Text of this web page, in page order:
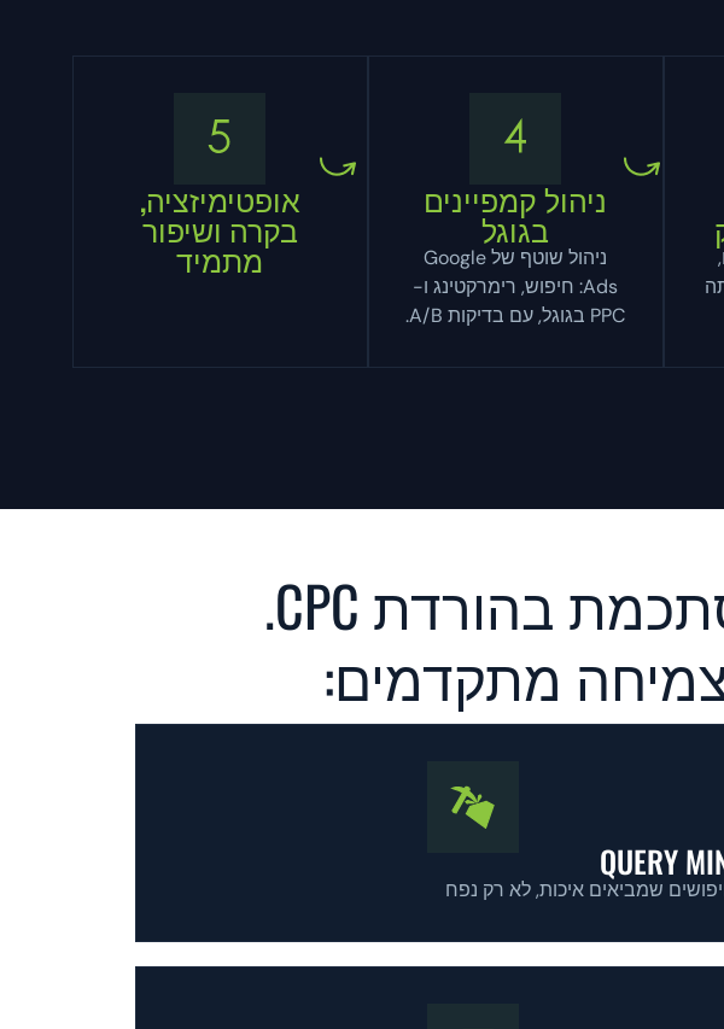
ניהול קמפיינים
בגוגל
ניהול שוטף של Google
Ads: חיפוש, רימרקטינג ו-
PPC בגוגל, עם בדיקות A/B.
אופטימיזציה,
בקרה ושיפור
מתמיד
הגדלת ביצועים בגוגל לא מסתכמת בהורדת CPC.
צמיחה מתקדמים:
QUERY
שמביאים איכות, לא רק נפח